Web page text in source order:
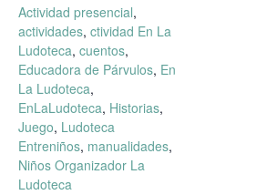
Actividad presencial,
actividades, ctividad En La
Ludoteca, cuentos,
Educadora de Párvulos, En
La Ludoteca,
EnLaLudoteca, Historias,
Juego, Ludoteca
Entreniños, manualidades,
Niños Organizador La
Ludoteca